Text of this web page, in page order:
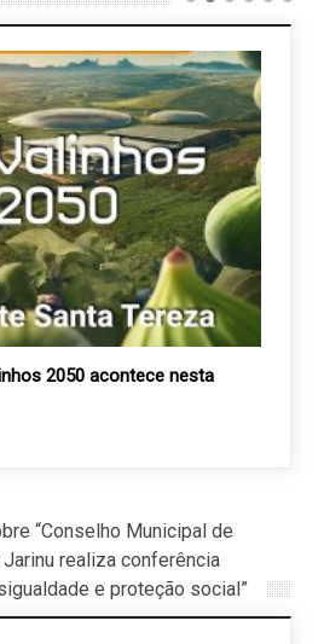
2050 acontece nesta
“Conselho Municipal de
realiza conferência
e proteção social”